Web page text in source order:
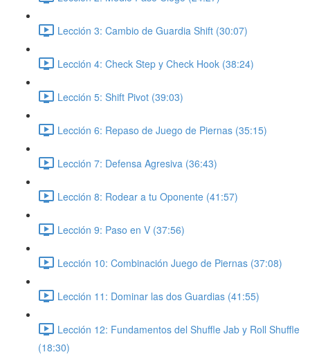
Lección 3: Cambio de Guardia Shift (30:07)
Lección 4: Check Step y Check Hook (38:24)
Lección 5: Shift Pivot (39:03)
Lección 6: Repaso de Juego de Piernas (35:15)
Lección 7: Defensa Agresiva (36:43)
Lección 8: Rodear a tu Oponente (41:57)
Lección 9: Paso en V (37:56)
Lección 10: Combinación Juego de Piernas (37:08)
Lección 11: Dominar las dos Guardias (41:55)
Lección 12: Fundamentos del Shuffle Jab y Roll Shuffle
(18:30)